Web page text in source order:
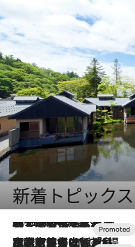
新着トピック
2026.8.7
【トンボの足水浴】ヒノキの香りに包まれて涼感マックス！約13℃の湧水かけ流しを避暑地「星野温泉 トンボの湯」で体験
2026.7.31
【ホテル帰省】という選択肢をOMOが提案。家族とほどよい距離を保つには「昼は実家、夜は気兼ねなくホテルで！」